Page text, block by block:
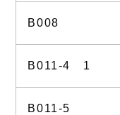
B008
B011-4 1
B011-5